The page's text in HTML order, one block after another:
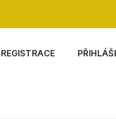
REGISTRACE